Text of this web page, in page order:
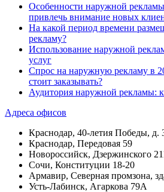
Особенности наружной рекламы
привлечь внимание новых
На какой период времени
рекламу?
Использование наружной
услуг
Спрос на наружную рекламу в
стоит заказывать?
Аудитория наружной рекламы:
Адреса офисов
Краснодар, 40-летия Победы, д.
Краснодар, Передовая 59
Новороссийск, Дзержинского
Сочи, Конституции 18-20
Армавир, Северная промзона,
Усть-Лабинск, Агаркова 79А